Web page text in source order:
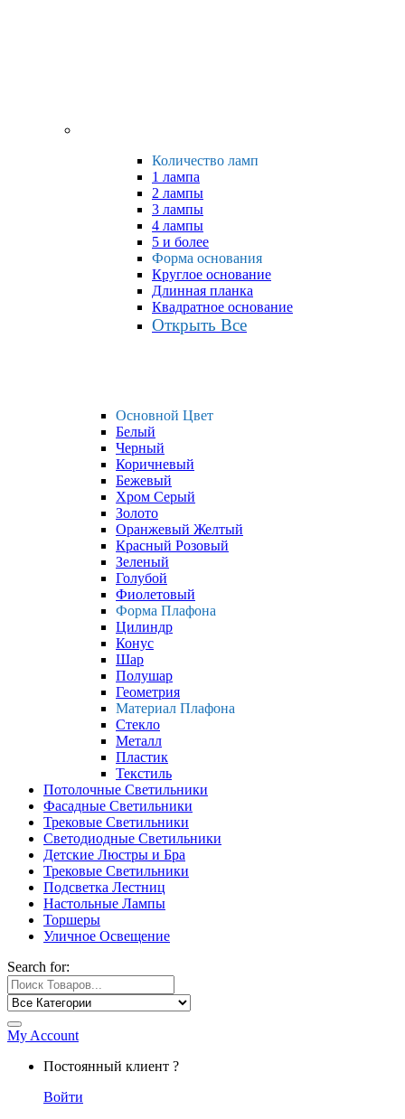
Количество ламп
1 лампа
2 лампы
3 лампы
4 лампы
5 и более
Форма основания
Круглое основание
Длинная планка
Квадратное основание
Открыть Все
Основной Цвет
Белый
Черный
Коричневый
Бежевый
Хром Серый
Золото
Оранжевый Желтый
Красный Розовый
Зеленый
Голубой
Фиолетовый
Форма Плафона
Цилиндр
Конус
Шар
Полушар
Геометрия
Материал Плафона
Стекло
Металл
Пластик
Текстиль
Потолочные Светильники
Фасадные Светильники
Трековые Светильники
Светодиодные Светильники
Детские Люстры и Бра
Трековые Светильники
Подсветка Лестниц
Настольные Лампы
Торшеры
Уличное Освещение
Search for:
My Account
Постоянный клиент ?
Войти